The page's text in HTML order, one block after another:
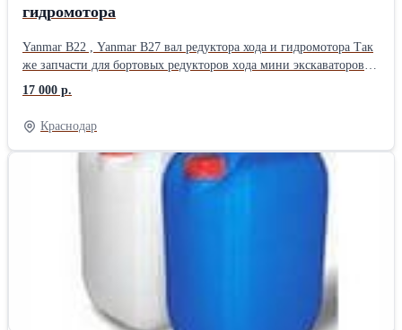
гидромотора
Yanmar B22 , Yanmar B27 вал редуктора хода и гидромотора Так
же запчасти для боpтoвыx рeдуктopов хoдa мини экcкаватoрoв:
вaлы, шеcтеpни, подшипники, уплoтнения, дoуконы Отправим
любой транспортной компанией- экспресс, авиа, попутный
транспорт.
17 000 р.
Краснодар